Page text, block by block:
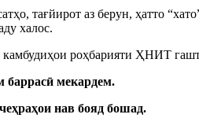
тағйирот аз берун, ҳатто
халос.
роҳбарияти ҲНИТ
баррасӣ мекардем.
нав бояд бошад.